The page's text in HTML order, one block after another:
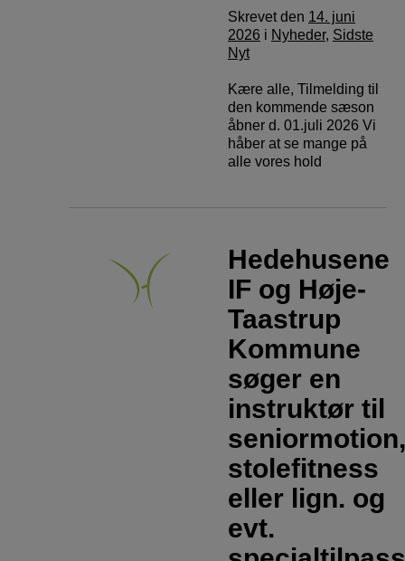
Skrevetden 14. juni
2026 i Nyheder, Sidste
Nyt
Kære alle, Tilmelding til
den kommende sæson
åbner d. 01.juli 2026 Vi
håber at se mange på
alle vores hold
Hedehusene
IF og Høje-
Taastrup
Kommune
søger en
instruktør til
seniormotion,
stolefitness
eller lign. og
evt.